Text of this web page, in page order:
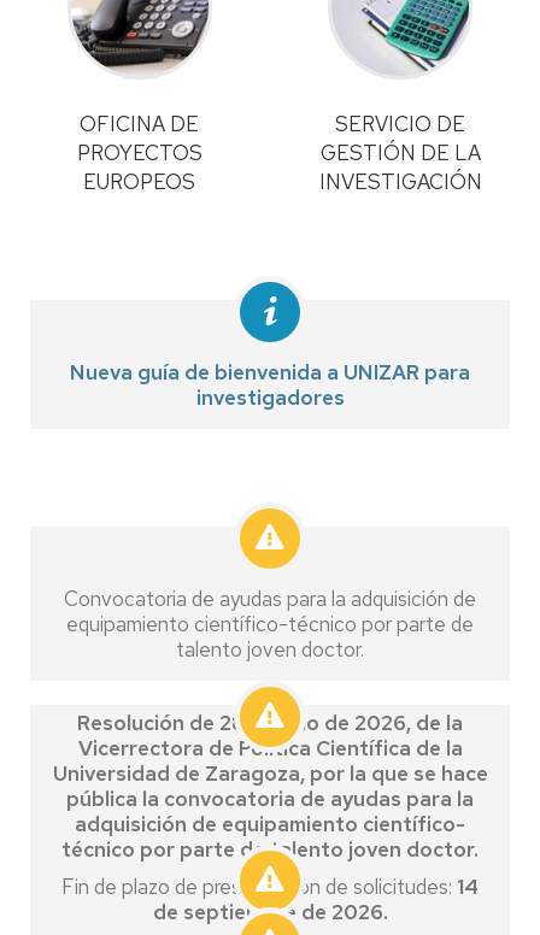
OFICINA DE
PROYECTOS
EUROPEOS
SERVICIO DE
GESTIÓN DE LA
INVESTIGACIÓN
Nueva guía de bienvenida a UNIZAR para
investigadores
Convocatoria de ayudas para la adquisición de
equipamiento científico-técnico por parte de
talento joven doctor.
Resolución de 28 de julio de 2026, de la
Vicerrectora de Política Científica de la
Universidad de Zaragoza, por la que se hace
pública la convocatoria de ayudas para la
adquisición de equipamiento científico-
técnico por parte de talento joven doctor.
Fin de plazo de presentación de solicitudes: 14
de septiembre de 2026.